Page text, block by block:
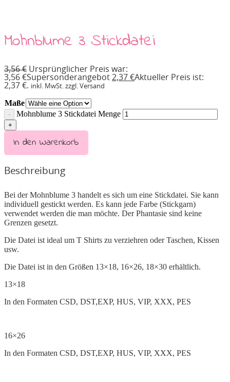
Mohnblume 3 Stickdatei
3,56€ Ursprünglicher Preis war:
3,56 €Supersonderangebot 2,37 €Aktueller Preis ist:
2,37 €. inkl. MwSt. zzgl. Versand
Maße
Mohnblume 3 Stickdatei Menge
In den Warenkorb
Beschreibung
Bei der Mohnblume 3 handelt es sich um eine Stickdatei. Sie kann
individuell gestickt werden. Es kann jede Farbe (Stickgarn)
verwendet werden die man möchte. Der Phantasie sind keine
Grenzen gesetzt.
Die Datei ist ideal um T Shirts zu verziehren oder Taschen, Kissen
usw.
Die Datei ist in den Größen 13×18, 16×26, 18×30 erhältlich.
13×18
In den Formaten CSD, DST,EXP, HUS, VIP, XXX, PES
16×26
In den Formaten CSD, DST,EXP, HUS, VIP, XXX, PES